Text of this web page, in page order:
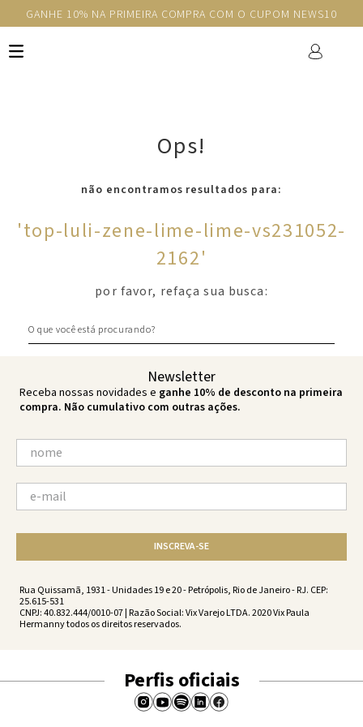
GANHE 10% NA PRIMEIRA COMPRA COM O CUPOM NEWS10
Ops!
não encontramos resultados para:
'top-luli-zene-lime-lime-vs231052-
2162'
por favor, refaça sua busca:
Newsletter
Receba nossas novidades e ganhe 10% de desconto na primeira
compra. Não cumulativo com outras ações.
INSCREVA-SE
Rua Quissamã, 1931 - Unidades 19 e 20 - Petrópolis, Rio de Janeiro - RJ. CEP:
25.615-531
CNPJ: 40.832.444/0010-07 | Razão Social: Vix Varejo LTDA. 2020 Vix Paula
Hermanny todos os direitos reservados.
Perfis oficiais